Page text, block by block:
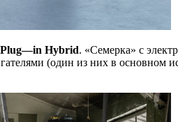
Plug—in Hybrid. «Семерка» с
(один из них в основном